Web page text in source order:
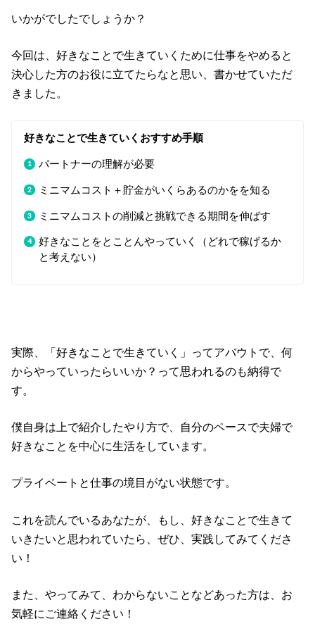
いかがでしたでしょうか？
今回は、好きなことで生きていくために仕事をやめると
決心した方のお役に立てたらなと思い、書かせていただ
きました。
好きなことで生きていくおすすめ手順
パートナーの理解が必要
ミニマムコスト＋貯金がいくらあるのかをを知る
ミニマムコストの削減と挑戦できる期間を伸ばす
好きなことをとことんやっていく（どれで稼げるか
と考えない）
実際、「好きなことで生きていく」ってアバウトで、何
からやっていったらいいか？って思われるのも納得で
す。
僕自身は上で紹介したやり方で、自分のペースで夫婦で
好きなことを中心に生活をしています。
プライベートと仕事の境目がない状態です。
これを読んでいるあなたが、もし、好きなことで生きて
いきたいと思われていたら、ぜひ、実践してみてくださ
い！
また、やってみて、わからないことなどあった方は、お
気軽にご連絡ください！